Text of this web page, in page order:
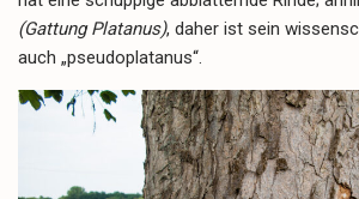
(Gattung Platanus), daher ist sein
auch „pseudoplatanus“.